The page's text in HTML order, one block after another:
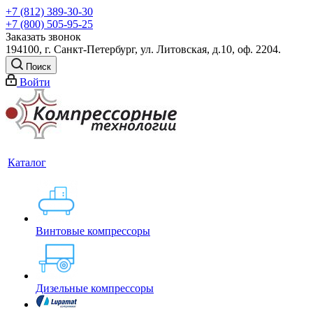
+7 (812) 389-30-30
+7 (800) 505-95-25
Заказать звонок
194100, г. Санкт-Петербург, ул. Литовская, д.10, оф. 2204.
Поиск
Войти
Каталог
Винтовые компрессоры
Дизельные компрессоры